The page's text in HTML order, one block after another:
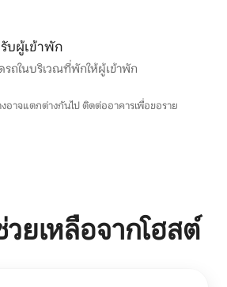
บผู้เข้าพัก
ถในบริเวณที่พักให้ผู้เข้าพัก
อาจแตกต่างกันไป ติดต่ออาคารเพื่อขอราย
ยเหลือจากโฮสต์